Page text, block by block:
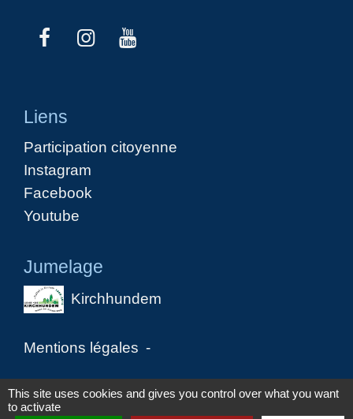
Liens
Participation citoyenne
Instagram
Facebook
Youtube
Jumelage
Kirchhundem
Mentions légales -
Politique de confidentialité - Accessibilité -
This site uses cookies and gives you control over what you want
to activate